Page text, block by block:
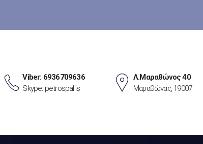
Viber: 6936709636
Skype: petrospallis
Λ.Μαραθώνος 40
Μαραθώνας, 19007